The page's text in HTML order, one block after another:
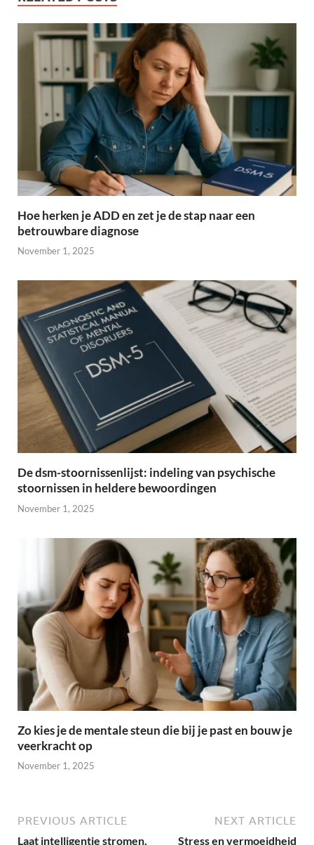
Hoe herken je ADD en zet je de stap naar een
betrouwbare diagnose
November 1, 2025
De dsm-stoornissenlijst: indeling van psychische
stoornissen in heldere bewoordingen
November 1, 2025
Zo kies je de mentale steun die bij je past en bouw je
veerkracht op
November 1, 2025
PREVIOUS ARTICLE
Laat intelligentie stromen,
NEXT ARTICLE
Stress en vermoeidheid